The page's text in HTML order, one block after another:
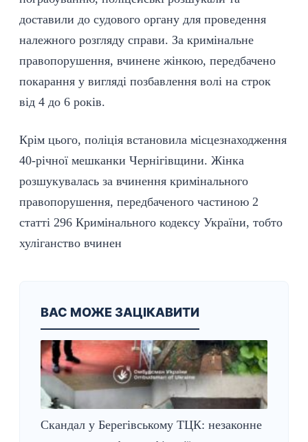
доставили до судового органу для проведення
належного розгляду справи. За кримінальне
правопорушення, вчинене жінкою, передбачено
покарання у вигляді позбавлення волі на строк
від 4 до 6 років.
Крім цього, поліція встановила місцезнаходження
40-річної мешканки Чернігівщини. Жінка
розшукувалась за вчинення кримінального
правопорушення, передбаченого частиною 2
статті 296 Кримінального кодексу України, тобто
хуліганство вчинен
ВАС МОЖЕ ЗАЦІКАВИТИ
Скандал у Берегівському ТЦК: незаконне